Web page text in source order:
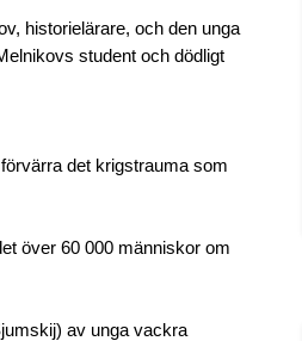
historielärare, och den unga
student och dödligt
det krigstrauma som
över 60 000 människor om
av unga vackra